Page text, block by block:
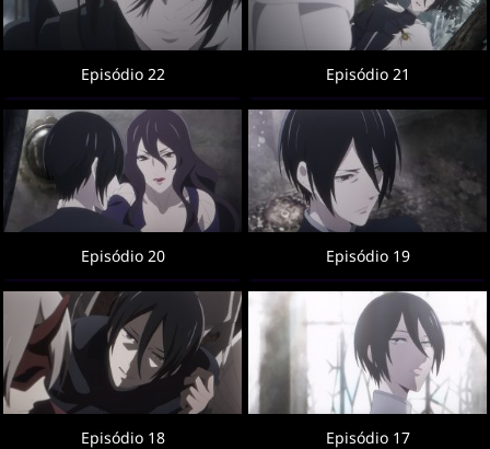
Episódio 22 Episódio 21
Episódio 20 Episódio 19
Episódio 18 Episódio 17